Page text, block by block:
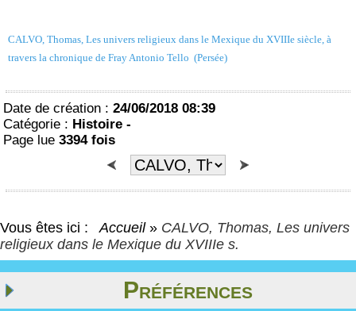
CALVO, Thomas, Les univers religieux dans le Mexique du XVIIIe siècle, à
travers la chronique de Fray Antonio Tello (Persée)
Date de création : 24/06/2018 08:39
Catégorie : Histoire -
Page lue 3394 fois
Vous êtes ici : Accueil » CALVO, Thomas, Les univers
religieux dans le Mexique du XVIIIe s.
Préférences